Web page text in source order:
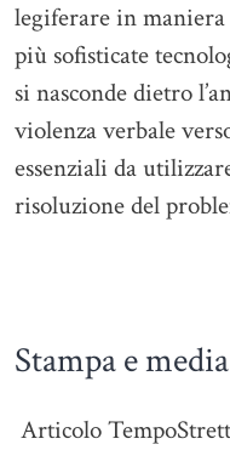
legiferare in maniera
più sofisticate
si nasconde dietro
violenza verbale
essenziali da
risoluzione del
Stampa e media
Articolo